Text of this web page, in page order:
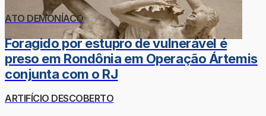
ATO DEMONÍACO
Foragido por estupro de vulnerável é
preso em Rondônia em Operação Ártemis
conjunta com o RJ
ARTIFÍCIO DESCOBERTO